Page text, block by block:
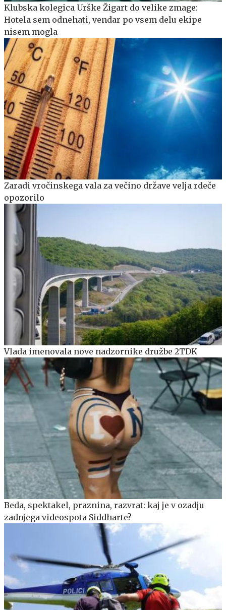
Klubska kolegica Urške Žigart do velike zmage:
Hotela sem odnehati, vendar po vsem delu ekipe
nisem mogla
Zaradi vročinskega vala za večino države velja rdeče
opozorilo
Vlada imenovala nove nadzornike družbe 2TDK
Beda, spektakel, praznina, razvrat: kaj je v ozadju
zadnjega videospota Siddharte?